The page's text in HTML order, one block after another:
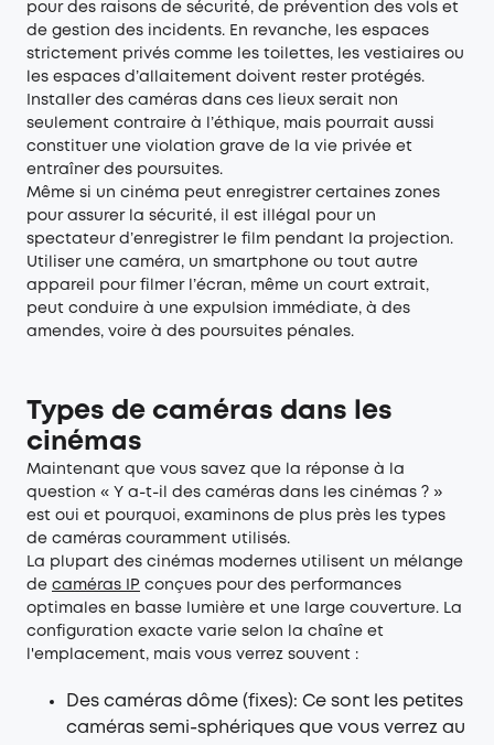
pour des raisons de sécurité, de prévention des vols et
de gestion des incidents. En revanche, les espaces
strictement privés comme les toilettes, les vestiaires ou
les espaces d’allaitement doivent rester protégés.
Installer des caméras dans ces lieux serait non
seulement contraire à l’éthique, mais pourrait aussi
constituer une violation grave de la vie privée et
entraîner des poursuites.
Même si un cinéma peut enregistrer certaines zones
pour assurer la sécurité, il est illégal pour un
spectateur d’enregistrer le film pendant la projection.
Utiliser une caméra, un smartphone ou tout autre
appareil pour filmer l’écran, même un court extrait,
peut conduire à une expulsion immédiate, à des
amendes, voire à des poursuites pénales.
Types de caméras dans les
cinémas
Maintenant que vous savez que la réponse à la
question « Y a-t-il des caméras dans les cinémas ? »
est oui et pourquoi, examinons de plus près les types
de caméras couramment utilisés.
La plupart des cinémas modernes utilisent un mélange
de caméras IP conçues pour des performances
optimales en basse lumière et une large couverture. La
configuration exacte varie selon la chaîne et
l'emplacement, mais vous verrez souvent :
Des caméras dôme (fixes): Ce sont les petites
caméras semi-sphériques que vous verrez au